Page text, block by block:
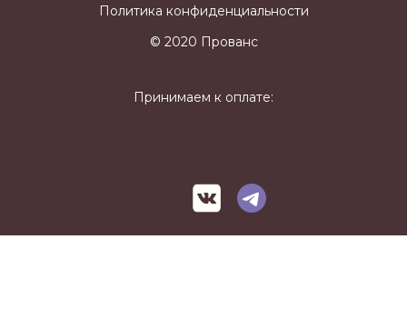
© 2020 Прованс
Политика конфиденциальности
Принимаем к оплате: